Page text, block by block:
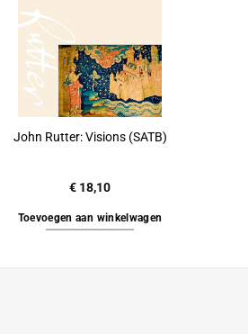
John Rutter: Visions (SATB)
€ 18,10
Toevoegen aan winkelwagen